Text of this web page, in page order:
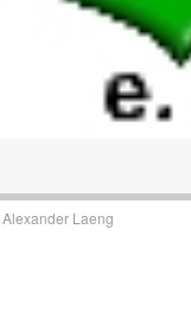
Alexander Laeng